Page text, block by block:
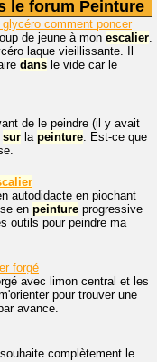
le forum Peinture
glycéro comment poncer
de jeune à mon escalier.
laque vieillissante. Il
dans le vide car le
de le peindre (il y avait
sur la peinture. Est-ce que
autodidacte en piochant
en peinture progressive
outils pour peindre ma
forgé
avec limon central et les
pour trouver une
avance.
complètement le